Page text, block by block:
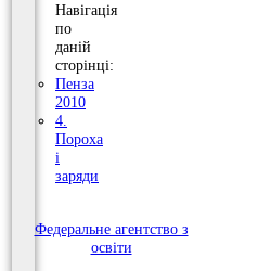
Навігація
по
даній
сторінці:
Пенза
2010
4.
Пороха
і
заряди
Федеральне агентство з
освіти